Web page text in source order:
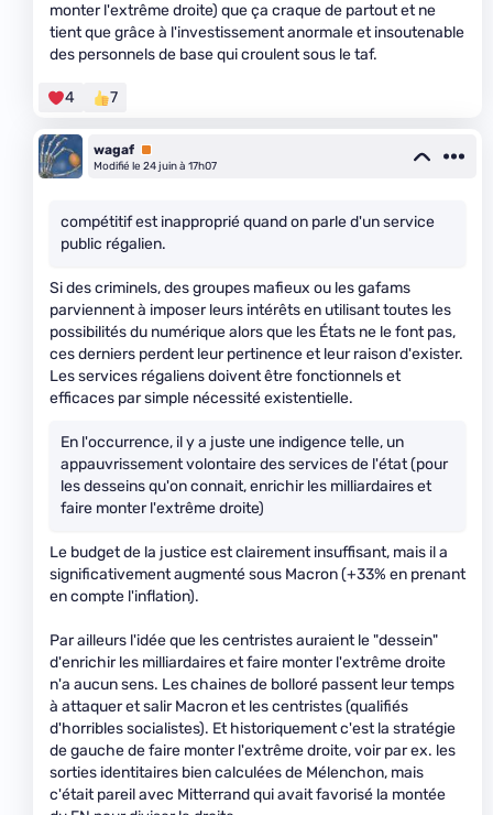
monter l'extrême droite) que ça craque de partout et ne
tient que grâce à l'investissement anormale et insoutenable
des personnels de base qui croulent sous le taf.
4 7
wagaf Premium
Modifié le 24 juin à 17h07
compétitif est inapproprié quand on parle d'un service
public régalien.
Si des criminels, des groupes mafieux ou les gafams
parviennent à imposer leurs intérêts en utilisant toutes les
possibilités du numérique alors que les États ne le font pas,
ces derniers perdent leur pertinence et leur raison d'exister.
Les services régaliens doivent être fonctionnels et
efficaces par simple nécessité existentielle.
En l'occurrence, il y a juste une indigence telle, un
appauvrissement volontaire des services de l'état (pour
les desseins qu'on connait, enrichir les milliardaires et
faire monter l'extrême droite)
Le budget de la justice est clairement insuffisant, mais il a
significativement augmenté sous Macron (+33% en prenant
en compte l'inflation).
Par ailleurs l'idée que les centristes auraient le "dessein"
d'enrichir les milliardaires et faire monter l'extrême droite
n'a aucun sens. Les chaines de bolloré passent leur temps
à attaquer et salir Macron et les centristes (qualifiés
d'horribles socialistes). Et historiquement c'est la stratégie
de gauche de faire monter l'extrême droite, voir par ex. les
sorties identitaires bien calculées de Mélenchon, mais
c'était pareil avec Mitterrand qui avait favorisé la montée